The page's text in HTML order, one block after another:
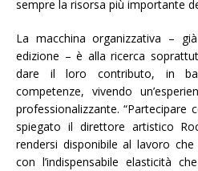
sempre la risorsa più importante
La macchina organizzativa –
edizione – è alla ricerca
dare il loro contributo, in
competenze, vivendo
professionalizzante. “Partecipare
spiegato il direttore artistico
rendersi disponibile al lavoro
con l’indispensabile elasticità